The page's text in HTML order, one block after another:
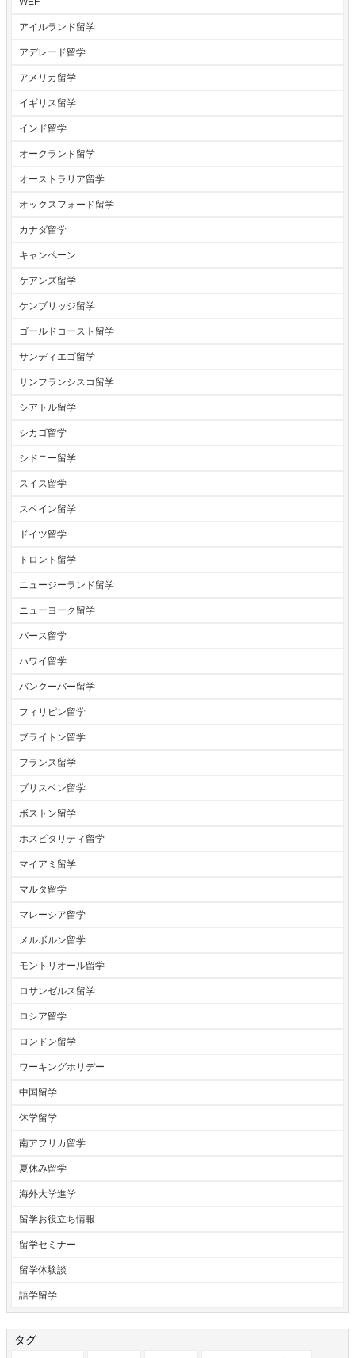
アイルランド留学
アデレード留学
アメリカ留学
イギリス留学
インド留学
オークランド留学
オーストラリア留学
オックスフォード留学
カナダ留学
キャンペーン
ケアンズ留学
ケンブリッジ留学
ゴールドコースト留学
サンディエゴ留学
サンフランシスコ留学
シアトル留学
シカゴ留学
シドニー留学
スイス留学
スペイン留学
ドイツ留学
トロント留学
ニュージーランド留学
ニューヨーク留学
パース留学
ハワイ留学
バンクーバー留学
フィリピン留学
ブライトン留学
フランス留学
ブリスベン留学
ボストン留学
ホスピタリティ留学
マイアミ留学
マルタ留学
マレーシア留学
メルボルン留学
モントリオール留学
ロサンゼルス留学
ロシア留学
ロンドン留学
ワーキングホリデー
中国留学
休学留学
南アフリカ留学
夏休み留学
海外大学進学
留学お役立ち情報
留学セミナー
留学体験談
語学留学
タグ